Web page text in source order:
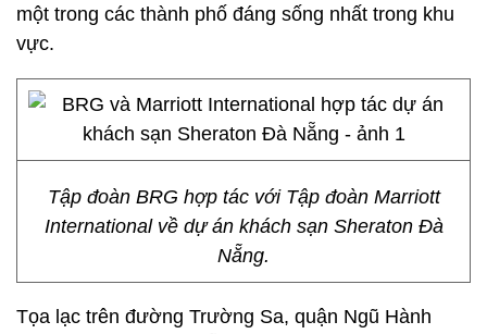
một trong các thành phố đáng sống nhất trong khu
vực.
Tập đoàn BRG hợp tác với Tập đoàn Marriott
International về dự án khách sạn Sheraton Đà
Nẵng.
Tọa lạc trên đường Trường Sa, quận Ngũ Hành